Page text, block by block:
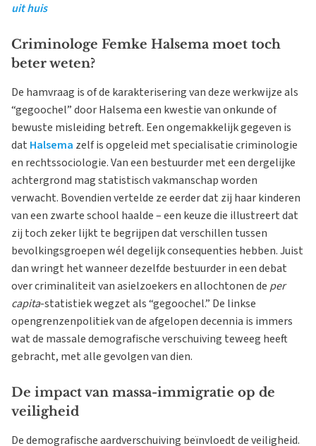
uit huis
Criminologe Femke Halsema moet toch
beter weten?
De hamvraag is of de karakterisering van deze werkwijze als
“gegoochel” door Halsema een kwestie van onkunde of
bewuste misleiding betreft. Een ongemakkelijk gegeven is
dat Halsema zelf is opgeleid met specialisatie criminologie
en rechtssociologie. Van een bestuurder met een dergelijke
achtergrond mag statistisch vakmanschap worden
verwacht. Bovendien vertelde ze eerder dat zij haar kinderen
van een zwarte school haalde – een keuze die illustreert dat
zij toch zeker lijkt te begrijpen dat verschillen tussen
bevolkingsgroepen wél degelijk consequenties hebben. Juist
dan wringt het wanneer dezelfde bestuurder in een debat
over criminaliteit van asielzoekers en allochtonen de per
capita-statistiek wegzet als “gegoochel.” De linkse
opengrenzenpolitiek van de afgelopen decennia is immers
wat de massale demografische verschuiving teweeg heeft
gebracht, met alle gevolgen van dien.
De impact van massa-immigratie op de
veiligheid
De demografische aardverschuiving beïnvloedt de veiligheid.